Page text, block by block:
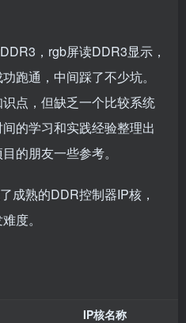
，rgb屏读DDR3显示，
跑通，中间踩了不少坑。
点，但缺乏一个比较系统
的学习和实践经验整理出
的朋友一些参考。
成熟的DDR控制器IP核，
度。
IP核名称